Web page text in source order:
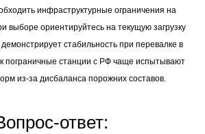
инфраструктурные ограничения на
выборе ориентируйтесь на текущую загрузку
стабильность при перевалке в
пограничные станции с РФ чаще испытывают
из-за дисбаланса порожних составов.
ответ: